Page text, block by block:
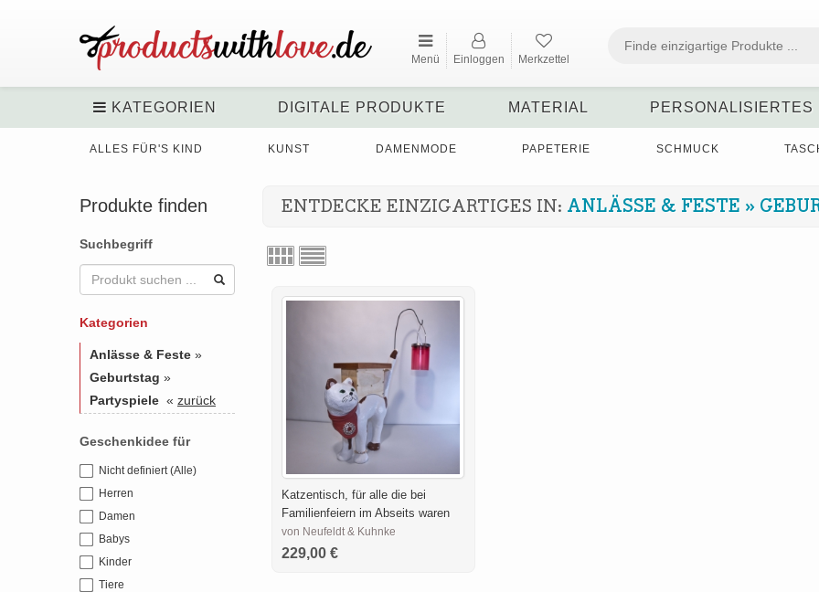
Menü Einloggen Merkzettel
KATEGORIEN DIGITALE PRODUKTE MATERIAL PERSONALISIERTES
ALLES FÜR'S KIND KUNST DAMENMODE PAPETERIE SCHMUCK
Produkte finden
Suchbegriff
Kategorien
Anlässe & Feste »
Geburtstag »
Partyspiele « zurück
Geschenkidee für
Nicht definiert (Alle)
Herren
Damen
Babys
Kinder
Tiere
ENTDECKE EINZIGARTIGES IN: ANLÄSSE & FESTE »
Katzentisch, für alle die bei
Familienfeiern im Abseits waren
von Neufeldt & Kuhnke
229,00 €